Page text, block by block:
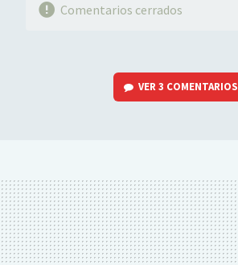
Comentarios cerrados
VER3 COMENTARIOS